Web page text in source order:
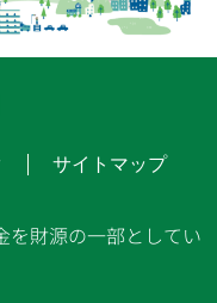
サイトマップ
を財源の一部としてい